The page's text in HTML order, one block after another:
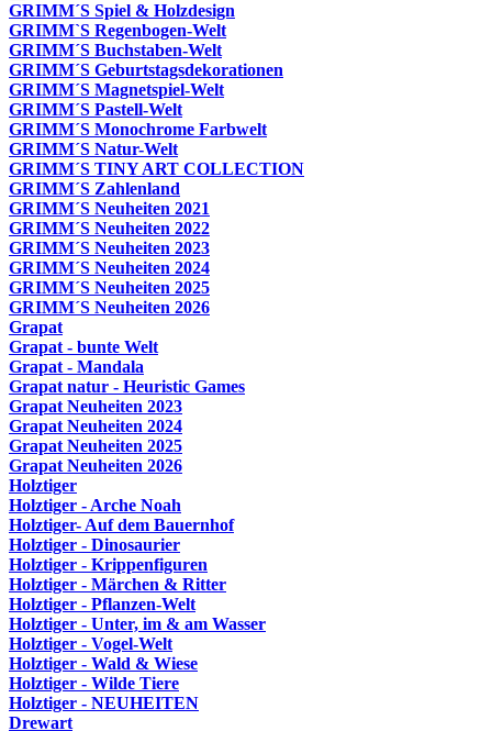
GRIMM´S Spiel & Holzdesign
GRIMM`S Regenbogen-Welt
GRIMM´S Buchstaben-Welt
GRIMM´S Geburtstagsdekorationen
GRIMM´S Magnetspiel-Welt
GRIMM´S Pastell-Welt
GRIMM´S Monochrome Farbwelt
GRIMM´S Natur-Welt
GRIMM´S TINY ART COLLECTION
GRIMM´S Zahlenland
GRIMM´S Neuheiten 2021
GRIMM´S Neuheiten 2022
GRIMM´S Neuheiten 2023
GRIMM´S Neuheiten 2024
GRIMM´S Neuheiten 2025
GRIMM´S Neuheiten 2026
Grapat
Grapat - bunte Welt
Grapat - Mandala
Grapat natur - Heuristic Games
Grapat Neuheiten 2023
Grapat Neuheiten 2024
Grapat Neuheiten 2025
Grapat Neuheiten 2026
Holztiger
Holztiger - Arche Noah
Holztiger- Auf dem Bauernhof
Holztiger - Dinosaurier
Holztiger - Krippenfiguren
Holztiger - Märchen & Ritter
Holztiger - Pflanzen-Welt
Holztiger - Unter, im & am Wasser
Holztiger - Vogel-Welt
Holztiger - Wald & Wiese
Holztiger - Wilde Tiere
Holztiger - NEUHEITEN
Drewart